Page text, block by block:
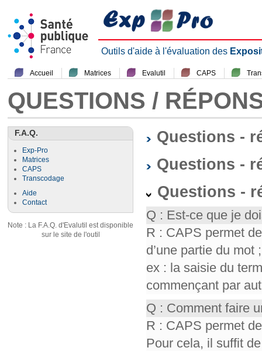
Outils d'aide à l'évaluation des
Accueil Matrices Evalutil CAPS
QUESTIONS /
F.A.Q.
Exp-Pro
Matrices
CAPS
Transcodage
Aide
Contact
Note : La F.A.Q. d'Evalutil est disponible
sur le site de l'outil
Questions -
Questions -
Questions -
Q : Est-ce que je
R : CAPS permet
d’une partie du
ex : la saisie du
commençant par
Q : Comment faire
R : CAPS permet
Pour cela, il suffit